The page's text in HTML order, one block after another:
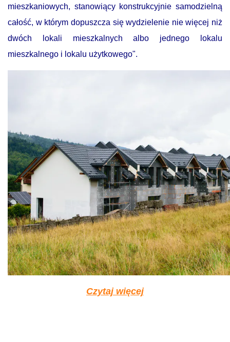
mieszkaniowych, stanowiący konstrukcyjnie samodzielną
całość, w którym dopuszcza się wydzielenie nie więcej niż
dwóch lokali mieszkalnych albo jednego lokalu
mieszkalnego i lokalu użytkowego".
Czytaj więcej